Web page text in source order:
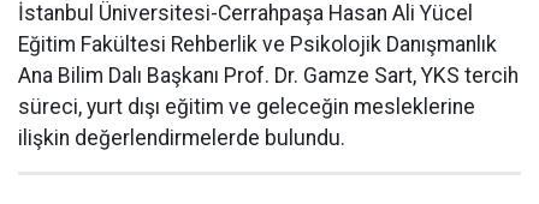
İstanbul Üniversitesi-Cerrahpaşa Hasan Ali Yücel
Eğitim Fakültesi Rehberlik ve Psikolojik Danışmanlık
Ana Bilim Dalı Başkanı Prof. Dr. Gamze Sart, YKS tercih
süreci, yurt dışı eğitim ve geleceğin mesleklerine
ilişkin değerlendirmelerde bulundu.